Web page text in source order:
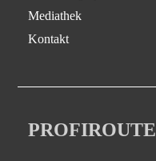
Mediathek
Kontakt